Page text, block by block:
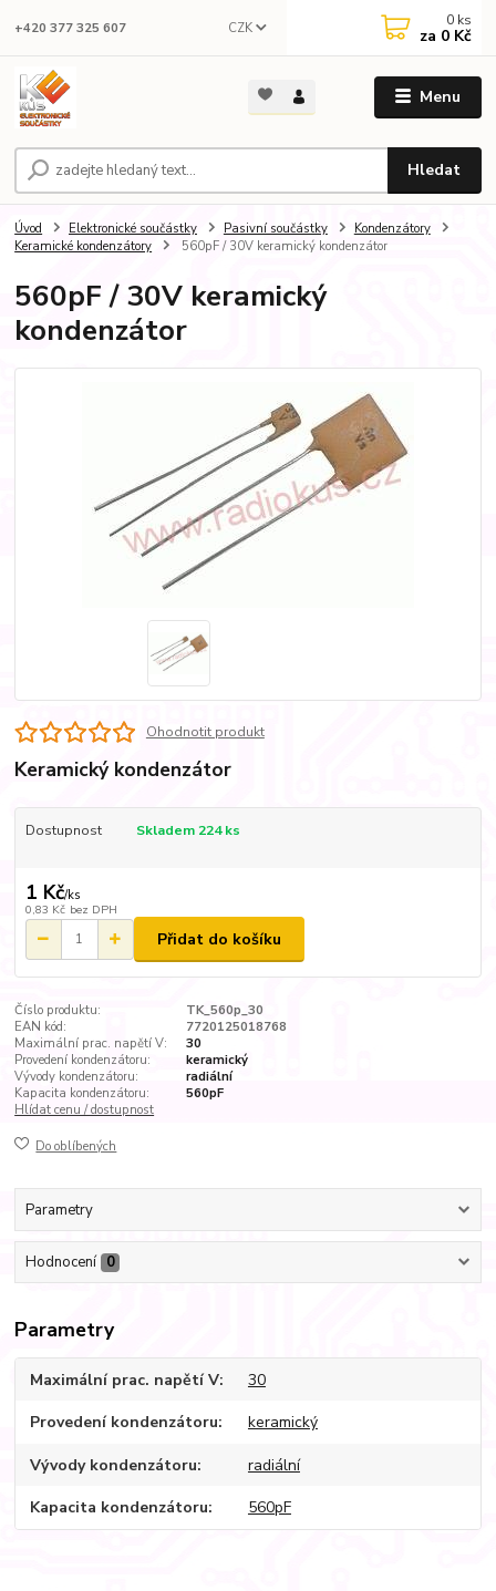
Menu
CZK
Hledat
+420 377 325 607 0 ks
za 0 Kč
Úvod Elektronické součástky Pasivní součástky
Kondenzátory
Keramické kondenzátory
560pF / 30V keramický kondenzátor
560pF / 30V keramický
kondenzátor
Ohodnotit produkt
Keramický kondenzátor
Dostupnost Skladem 224 ks
1 Kč/ks
0,83 Kč bez DPH
Přidat do košíku
Číslo produktu:
TK_560p_30
EAN kód:
7720125018768
Maximální prac. napětí V:
30
Provedení kondenzátoru:
keramický
Vývody kondenzátoru:
radiální
Kapacita kondenzátoru:
560pF
Hlídat cenu / dostupnost
Do oblíbených
Parametry
Hodnocení 0
Parametry
Maximální prac. napětí V 30
Provedení kondenzátoru keramický
Vývody kondenzátoru radiální
Kapacita kondenzátoru 560pF